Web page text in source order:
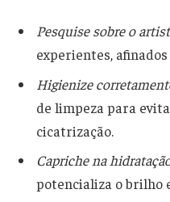
Pesquise sobre o
experientes,
Higienize
de limpeza para
cicatrização.
Capriche na
potencializa o brilho